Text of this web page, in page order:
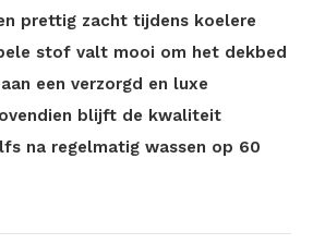
prettig zacht tijdens koelere
stof valt mooi om het dekbed
een verzorgd en luxe
blijft de kwaliteit
na regelmatig wassen op 60